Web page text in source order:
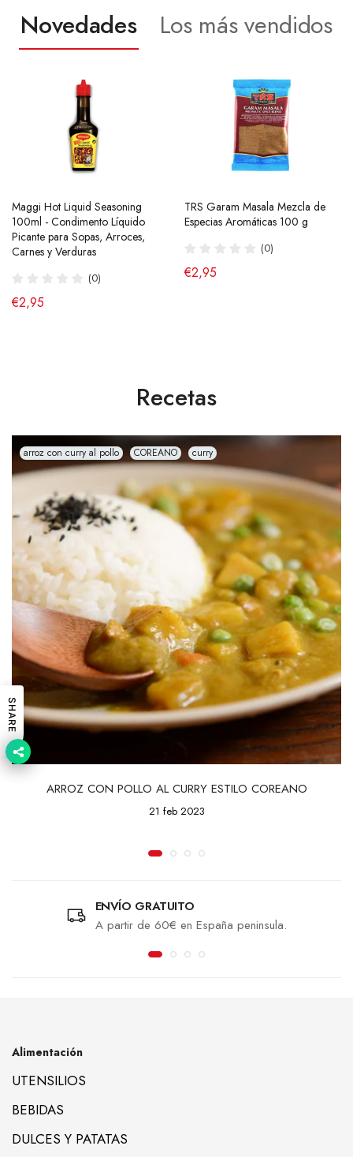
Novedades Los más vendidos
Maggi Hot Liquid Seasoning
100ml - Condimento Líquido
Picante para Sopas, Arroces,
Carnes y Verduras
(0)
€2,95
TRS Garam Masala Mezcla de
Especias Aromáticas 100 g
(0)
€2,95
Ramen Buldak Carbonara
Coreano (Halal) 130g SamYang
(40)
Salsa de Chili Crujiente 210g
Laoganma
(43)
€4,95
Recetas
arroz con curry al pollo COREANO curry
ARROZ CON POLLO AL CURRY ESTILO COREANO
21 feb 2023
ENVÍO GRATUITO
A partir de 60€ en España peninsula.
Alimentación
UTENSILIOS
BEBIDAS
DULCES Y PATATAS
SHARE